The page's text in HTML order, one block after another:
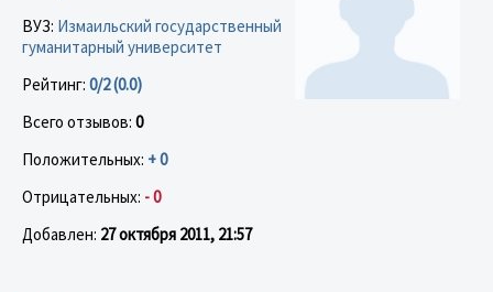
ВУЗ: Измаильский государственный
гуманитарный университет
Рейтинг: 0/2 (0.0)
Всего отзывов: 0
Положительных: + 0
Отрицательных: - 0
Добавлен: 27 октября 2011, 21:57